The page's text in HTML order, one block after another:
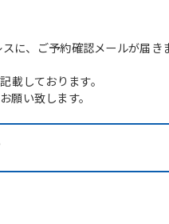
に、ご予約確認メールが届き
載しております。
願い致します。